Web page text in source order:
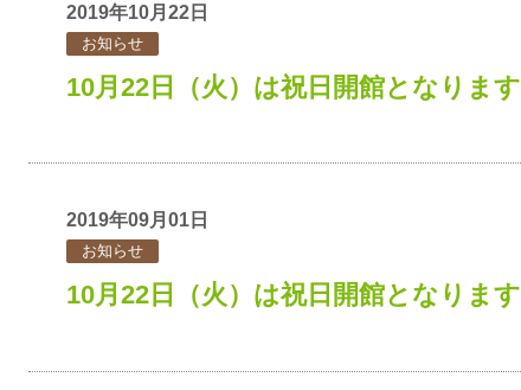
2019年10月22日
お知らせ
10月22日（火）は祝日開館となります
2019年09月01日
お知らせ
10月22日（火）は祝日開館となります